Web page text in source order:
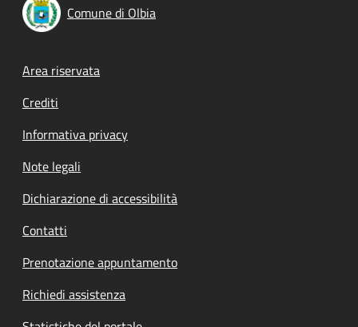
Comune di Olbia
Footer menu
Area riservata
Crediti
Informativa privacy
Note legali
Dichiarazione di accessibilità
Contatti
Prenotazione appuntamento
Richiedi assistenza